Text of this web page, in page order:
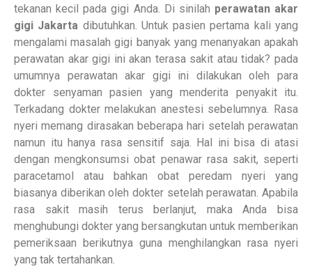
tekanan kecil pada gigi Anda. Di sinilah perawatan akar
gigi Jakarta dibutuhkan. Untuk pasien pertama kali yang
mengalami masalah gigi banyak yang menanyakan apakah
perawatan akar gigi ini akan terasa sakit atau tidak? pada
umumnya perawatan akar gigi ini dilakukan oleh para
dokter senyaman pasien yang menderita penyakit itu.
Terkadang dokter melakukan anestesi sebelumnya. Rasa
nyeri memang dirasakan beberapa hari setelah perawatan
namun itu hanya rasa sensitif saja. Hal ini bisa di atasi
dengan mengkonsumsi obat penawar rasa sakit, seperti
paracetamol atau bahkan obat peredam nyeri yang
biasanya diberikan oleh dokter setelah perawatan. Apabila
rasa sakit masih terus berlanjut, maka Anda bisa
menghubungi dokter yang bersangkutan untuk memberikan
pemeriksaan berikutnya guna menghilangkan rasa nyeri
yang tak tertahankan.